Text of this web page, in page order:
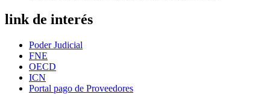
link de interés
Poder Judicial
FNE
OECD
ICN
Portal pago de Proveedores